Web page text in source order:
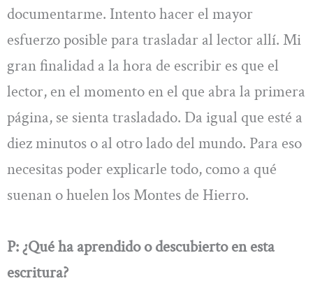
documentarme. Intento hacer el mayor
esfuerzo posible para trasladar al lector allí. Mi
gran finalidad a la hora de escribir es que el
lector, en el momento en el que abra la primera
página, se sienta trasladado. Da igual que esté a
diez minutos o al otro lado del mundo. Para eso
necesitas poder explicarle todo, como a qué
suenan o huelen los Montes de Hierro.
P: ¿Qué ha aprendido o descubierto en esta
escritura?